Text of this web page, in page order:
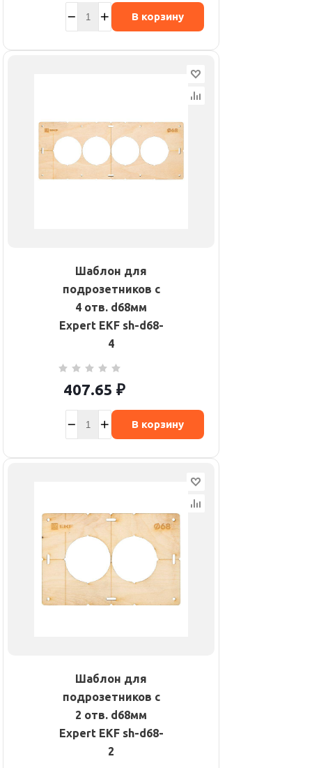
В корзину
Шаблон для
подрозетников c
4 отв. d68мм
Expert EKF sh-d68-
4
407.65 ₽
В корзину
Шаблон для
подрозетников c
2 отв. d68мм
Expert EKF sh-d68-
2